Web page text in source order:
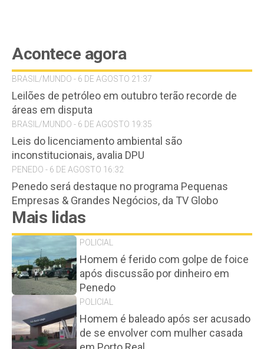
Acontece agora
BRASIL/MUNDO - 6 DE AGOSTO 21:37
Leilões de petróleo em outubro terão recorde de
áreas em disputa
BRASIL/MUNDO - 6 DE AGOSTO 19:35
Leis do licenciamento ambiental são
inconstitucionais, avalia DPU
PENEDO - 6 DE AGOSTO 16:32
Penedo será destaque no programa Pequenas
Empresas & Grandes Negócios, da TV Globo
Mais lidas
POLICIAL
Homem é ferido com golpe de foice
após discussão por dinheiro em
Penedo
POLICIAL
Homem é baleado após ser acusado
de se envolver com mulher casada